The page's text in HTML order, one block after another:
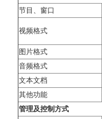
节目、窗口
视频格式
图片格式
音频格式
文本文档
其他功能
管理及控制方式